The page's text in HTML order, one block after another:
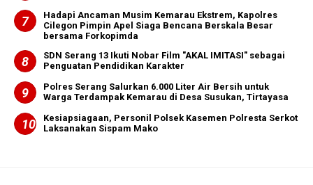
Hadapi Ancaman Musim Kemarau Ekstrem, Kapolres
Cilegon Pimpin Apel Siaga Bencana Berskala Besar
bersama Forkopimda
SDN Serang 13 Ikuti Nobar Film "AKAL IMITASI" sebagai
Penguatan Pendidikan Karakter
Polres Serang Salurkan 6.000 Liter Air Bersih untuk
Warga Terdampak Kemarau di Desa Susukan, Tirtayasa
Kesiapsiagaan, Personil Polsek Kasemen Polresta Serkot
Laksanakan Sispam Mako